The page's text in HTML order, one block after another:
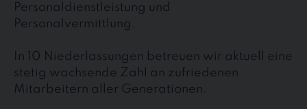
Personaldienstleistung und
Personalvermittlung.
In 10 Niederlassungen betreuen wir aktuell eine
stetig wachsende Zahl an zufriedenen
Mitarbeitern aller Generationen.